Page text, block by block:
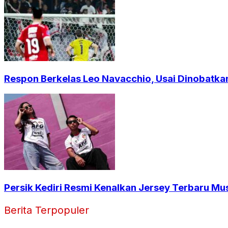
Respon Berkelas Leo Navacchio, Usai
Persik Kediri Resmi Kenalkan Jersey Terbaru
Berita Terpopuler